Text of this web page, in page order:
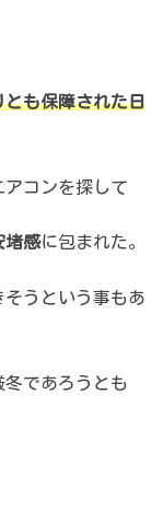
とも保障された日
アコンを探して
堵感に包まれた。
そうという事もあ
冬であろうとも